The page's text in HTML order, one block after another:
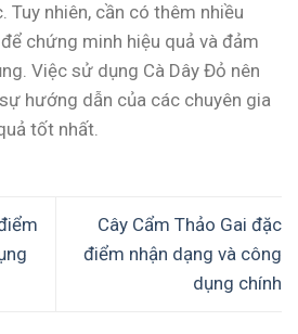
Tuy nhiên, cần có thêm nhiều
chứng minh hiệu quả và đảm
Việc sử dụng Cà Dây Đỏ nên
hướng dẫn của các chuyên gia
tốt nhất.
Cây Cẩm Thảo Gai đặc
điểm nhận dạng và công
dụng chính